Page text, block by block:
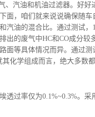
、汽油和机油过滤器。好
面，咱们就来说说确保随
油的混合比。通过测试
出的废气中HC和CO成分较
面等具体情况而异。通过
化学组成而言，绝大多数
过率仅为0.1%~0.3%。